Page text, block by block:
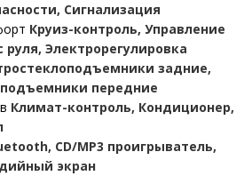
Сигнализация
Круиз-контроль, Управление
Электрорегулировка
задние,
передние
Климат-контроль, Кондиционер,
CD/MP3 проигрыватель,
экран